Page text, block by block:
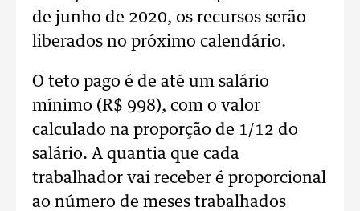
de junho de 2020, os recursos serão
liberados no próximo calendário.
O teto pago é de até um salário
mínimo (R$ 998), com o valor
calculado na proporção de 1/12 do
salário. A quantia que cada
trabalhador vai receber é proporcional
ao número de meses trabalhados